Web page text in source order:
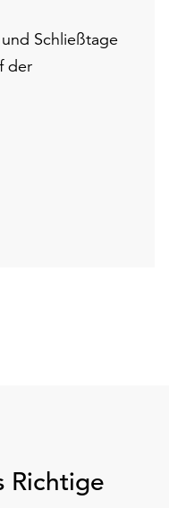
Schließtage
der
Richtige